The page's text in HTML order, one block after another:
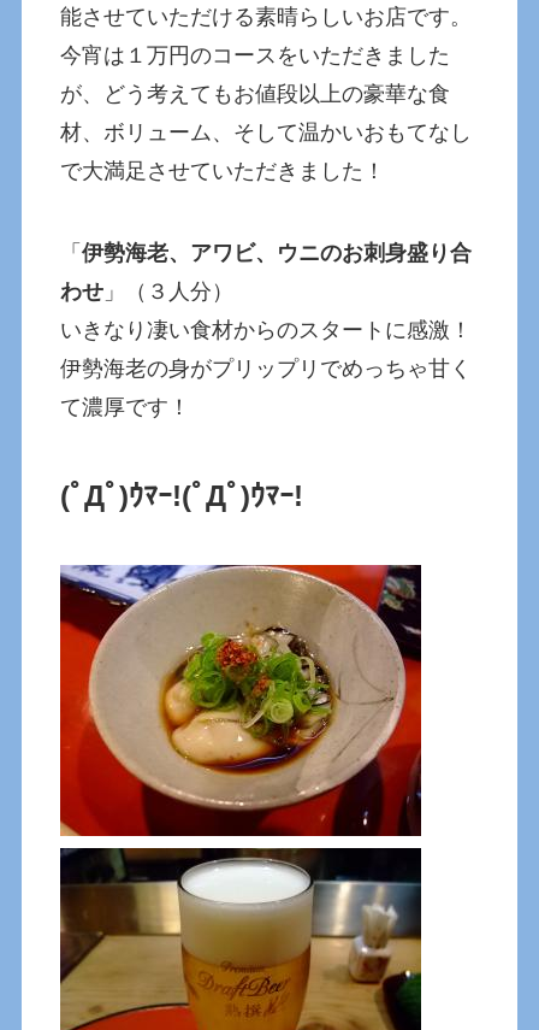
能させていただける素晴らしいお店です。
今宵は１万円のコースをいただきました
が、どう考えてもお値段以上の豪華な食
材、ボリューム、そして温かいおもてなし
で大満足させていただきました！
「伊勢海老、アワビ、ウニのお刺身盛り合
わせ 」（３人分）
いきなり凄い食材からのスタートに感激！
伊勢海老の身がプリップリでめっちゃ甘く
て濃厚です！
(ﾟДﾟ)ｳﾏｰ!(ﾟДﾟ)ｳﾏｰ!